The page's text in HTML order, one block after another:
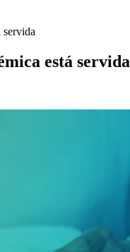
servida
está servida